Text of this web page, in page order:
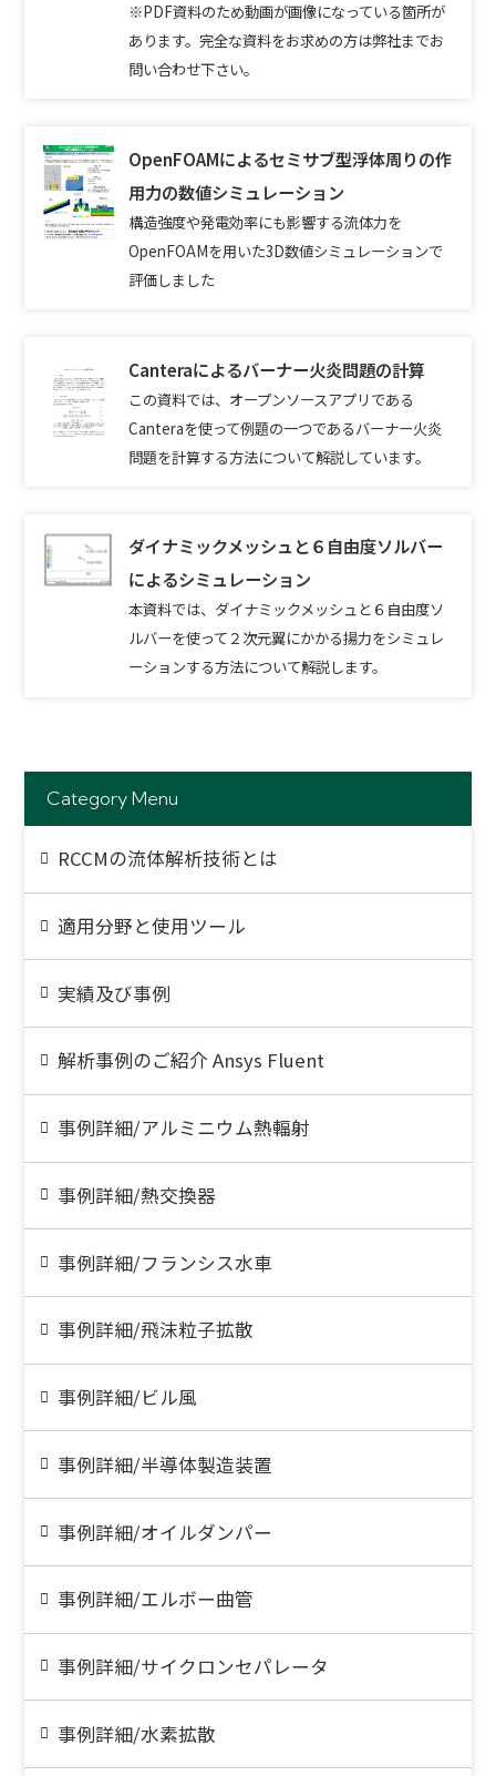
※PDF資料のため動画が画像になっている箇所が
あります。完全な資料をお求めの方は弊社までお
問い合わせ下さい。
OpenFOAMによるセミサブ型浮体周りの作
用力の数値シミュレーション
構造強度や発電効率にも影響する流体力を
OpenFOAMを用いた3D数値シミュレーションで
評価しました
Canteraによるバーナー火炎問題の計算
この資料では、オープンソースアプリである
Canteraを使って例題の一つであるバーナー火炎
問題を計算する方法について解説しています。
ダイナミックメッシュと６自由度ソルバー
によるシミュレーション
本資料では、ダイナミックメッシュと６自由度ソ
ルバーを使って２次元翼にかかる揚力をシミュレ
ーションする方法について解説します。
Category Menu
RCCMの流体解析技術とは
適用分野と使用ツール
実績及び事例
解析事例のご紹介 Ansys Fluent
事例詳細/アルミニウム熱輻射
事例詳細/熱交換器
事例詳細/フランシス水車
事例詳細/飛沫粒子拡散
事例詳細/ビル風
事例詳細/半導体製造装置
事例詳細/オイルダンパー
事例詳細/エルボー曲管
事例詳細/サイクロンセパレータ
事例詳細/水素拡散